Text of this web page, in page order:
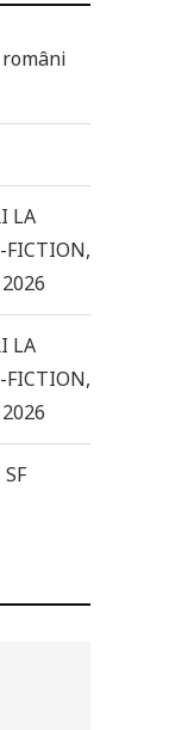
LA
FICTION,
LA
FICTION,